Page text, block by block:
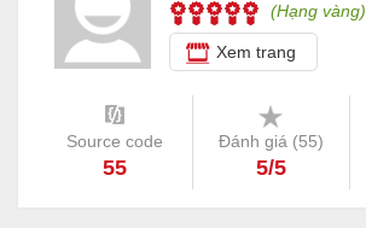
(Hạng vàng)
Xem trang
Source code
55
Đánh giá (55)
5/5